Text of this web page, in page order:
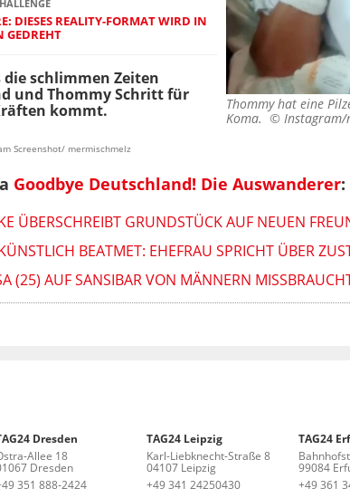
Thommy hat eine
Koma. © Instagram/
DIESES REALITY-FORMAT WIRD IN
GEDREHT
schlimmen Zeiten
und Thommy Schritt für
kommt.
Screenshot/ mermischmelz
Goodbye Deutschland! Die Auswanderer:
ÜBERSCHREIBT GRUNDSTÜCK AUF NEUEN
BEATMET: EHEFRAU SPRICHT ÜBER
(25) AUF SANSIBAR VON MÄNNERN
Dresden
Allee 18
Dresden
351 888-2424
TAG24 Leipzig
Karl-Liebknecht-Straße 8
04107 Leipzig
+49 341 24250430
TAG24
99084
+49 361